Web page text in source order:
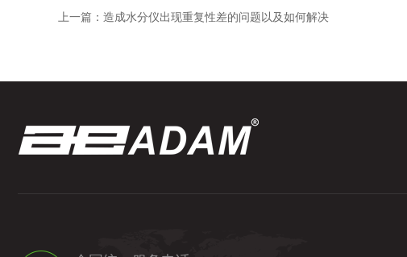
上一篇： 造成水分仪出现重复性差的问题以及如何解决